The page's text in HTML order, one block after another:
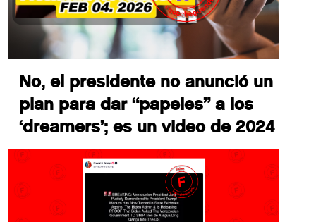
No, el presidente no anunció un
plan para dar “papeles” a los
‘dreamers’; es un video de 2024